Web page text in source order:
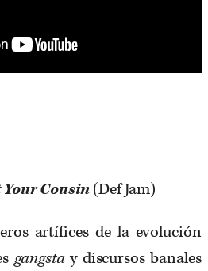
Cousin(Def Jam)
artífices de la evolución
gangstay discursos banales